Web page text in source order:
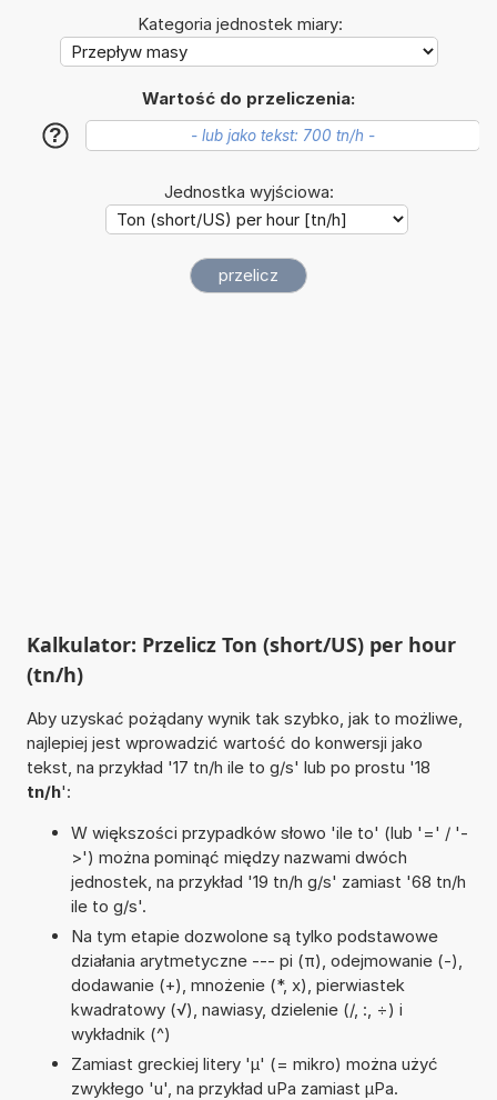
Kategoria jednostek miary:
Wartość do przeliczenia:
?
Jednostka wyjściowa:
Kalkulator: Przelicz Ton (short/US) per hour
(tn/h)
Aby uzyskać pożądany wynik tak szybko, jak to możliwe,
najlepiej jest wprowadzić wartość do konwersji jako
tekst, na przykład '17 tn/h ile to g/s' lub po prostu '18
tn/h':
W większości przypadków słowo 'ile to' (lub '=' / '-
>') można pominąć między nazwami dwóch
jednostek, na przykład '19 tn/h g/s' zamiast '68 tn/h
ile to g/s'.
Na tym etapie dozwolone są tylko podstawowe
działania arytmetyczne --- pi (π), odejmowanie (-),
dodawanie (+), mnożenie (*, x), pierwiastek
kwadratowy (√), nawiasy, dzielenie (/, :, ÷) i
wykładnik (^)
Zamiast greckiej litery 'µ' (= mikro) można użyć
zwykłego 'u', na przykład uPa zamiast µPa.